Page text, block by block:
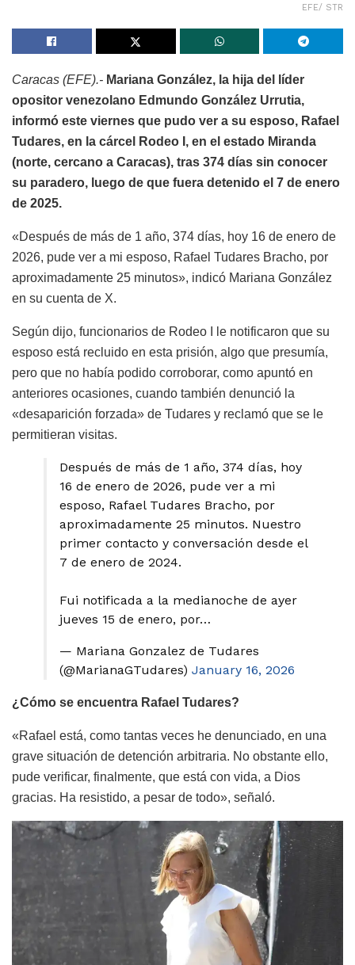
EFE/ STR
Caracas (EFE).- Mariana González, la hija del líder
opositor venezolano Edmundo González Urrutia,
informó este viernes que pudo ver a su esposo, Rafael
Tudares, en la cárcel Rodeo I, en el estado Miranda
(norte, cercano a Caracas), tras 374 días sin conocer
su paradero, luego de que fuera detenido el 7 de enero
de 2025.
«Después de más de 1 año, 374 días, hoy 16 de enero de
2026, pude ver a mi esposo, Rafael Tudares Bracho, por
aproximadamente 25 minutos», indicó Mariana González
en su cuenta de X.
Según dijo, funcionarios de Rodeo I le notificaron que su
esposo está recluido en esta prisión, algo que presumía,
pero que no había podido corroborar, como apuntó en
anteriores ocasiones, cuando también denunció la
«desaparición forzada» de Tudares y reclamó que se le
permitieran visitas.
Después de más de 1 año, 374 días, hoy
16 de enero de 2026, pude ver a mi
esposo, Rafael Tudares Bracho, por
aproximadamente 25 minutos. Nuestro
primer contacto y conversación desde el
7 de enero de 2024.
Fui notificada a la medianoche de ayer
jueves 15 de enero, por…
— Mariana Gonzalez de Tudares
(@MarianaGTudares) January 16, 2026
¿Cómo se encuentra Rafael Tudares?
«Rafael está, como tantas veces he denunciado, en una
grave situación de detención arbitraria. No obstante ello,
pude verificar, finalmente, que está con vida, a Dios
gracias. Ha resistido, a pesar de todo», señaló.